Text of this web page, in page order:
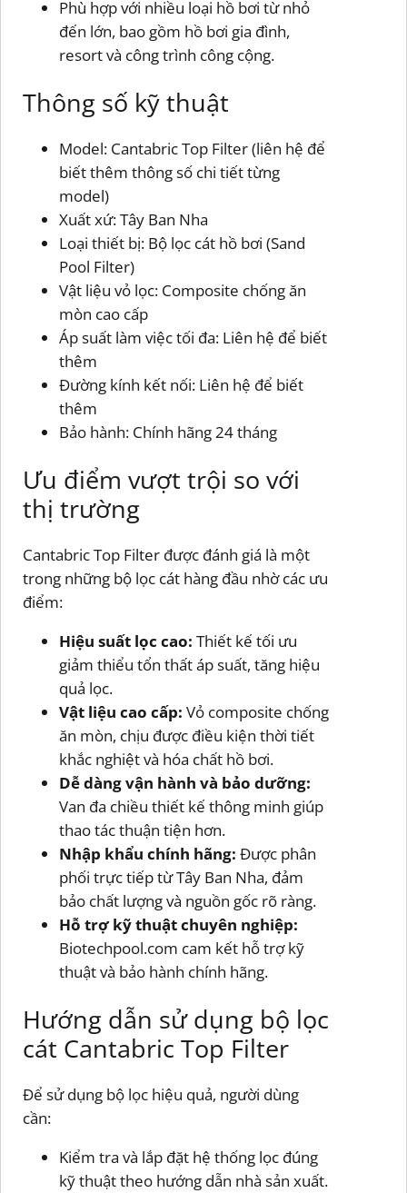
Phù hợp với nhiều loại hồ bơi từ nhỏ
đến lớn, bao gồm hồ bơi gia đình,
resort và công trình công cộng.
Thông số kỹ thuật
Model: Cantabric Top Filter (liên hệ để
biết thêm thông số chi tiết từng
model)
Xuất xứ: Tây Ban Nha
Loại thiết bị: Bộ lọc cát hồ bơi (Sand
Pool Filter)
Vật liệu vỏ lọc: Composite chống ăn
mòn cao cấp
Áp suất làm việc tối đa: Liên hệ để biết
thêm
Đường kính kết nối: Liên hệ để biết
thêm
Bảo hành: Chính hãng 24 tháng
Ưu điểm vượt trội so với
thị trường
Cantabric Top Filter được đánh giá là một
trong những bộ lọc cát hàng đầu nhờ các ưu
điểm:
Hiệu suất lọc cao: Thiết kế tối ưu
giảm thiểu tổn thất áp suất, tăng hiệu
quả lọc.
Vật liệu cao cấp: Vỏ composite chống
ăn mòn, chịu được điều kiện thời tiết
khắc nghiệt và hóa chất hồ bơi.
Dễ dàng vận hành và bảo dưỡng:
Van đa chiều thiết kế thông minh giúp
thao tác thuận tiện hơn.
Nhập khẩu chính hãng: Được phân
phối trực tiếp từ Tây Ban Nha, đảm
bảo chất lượng và nguồn gốc rõ ràng.
Hỗ trợ kỹ thuật chuyên nghiệp:
Biotechpool.com cam kết hỗ trợ kỹ
thuật và bảo hành chính hãng.
Hướng dẫn sử dụng bộ lọc
cát Cantabric Top Filter
Để sử dụng bộ lọc hiệu quả, người dùng
cần:
Kiểm tra và lắp đặt hệ thống lọc đúng
kỹ thuật theo hướng dẫn nhà sản xuất.